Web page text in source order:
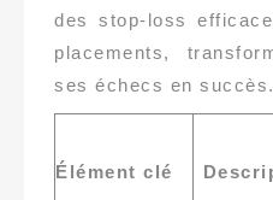
des stop-loss
placements,
ses échecs en succès.
Élément clé